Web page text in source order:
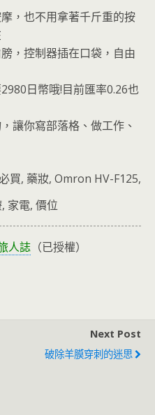
，也不用拿著千斤重的按
，控制器插在口袋，自由
日幣哦!目前匯率0.26也
讓你寫部落格、做工作、
買, 藥妝, Omron HV-F125,
家電, 價位
人誌 （已授權）
Next Post
破除羊膜穿刺的迷思